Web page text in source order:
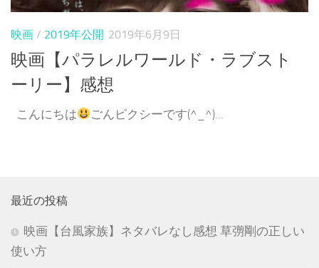
映画 / 2019年公開 2019年6月9日
映画【パラレルワールド・ラブスト
ーリー】感想
こんにちは ごんピクシーです(^_^)...
最近の投稿
映画【台風家族】ネタバレなし感想 草彅剛の正しい
使い方